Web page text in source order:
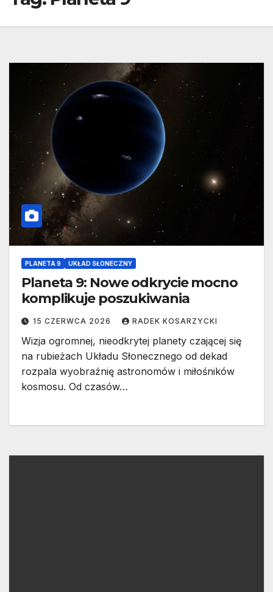
PLANETA 9 UKŁAD SŁONECZNY
Planeta 9: Nowe odkrycie mocno
komplikuje poszukiwania
15 CZERWCA 2026 RADEK KOSARZYCKI
Wizja ogromnej, nieodkrytej planety czającej się
na rubieżach Układu Słonecznego od dekad
rozpala wyobraźnię astronomów i miłośników
kosmosu. Od czasów…